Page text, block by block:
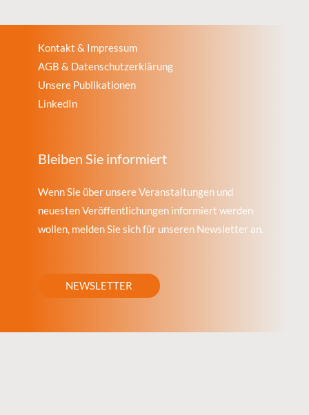
Kontakt & Impressum
AGB & Datenschutzerklärung
Unsere Publikationen
LinkedIn
Bleiben Sie informiert
Wenn Sie über unsere Veranstaltungen und
neuesten Veröffentlichungen informiert werden
wollen, melden Sie sich für unseren Newsletter an.
NEWSLETTER